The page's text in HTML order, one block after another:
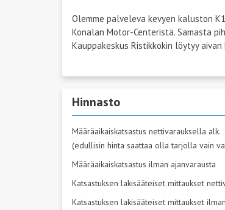
Olemme palveleva kevyen kaluston
Konalan Motor-Centeristä. Samasta
Kauppakeskus Ristikkokin löytyy
Hinnasto
Määräaikaiskatsastus nettivarauksella alk.
(edullisin hinta saattaa olla tarjolla vain
Määräaikaiskatsastus ilman ajanvarausta
Katsastuksen lakisääteiset mittaukset
Katsastuksen lakisääteiset mittaukset